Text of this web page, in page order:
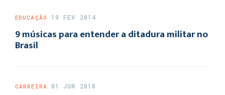
EDUCAÇÃO 19 FEV 2014
9 músicas para entender a ditadura militar no
Brasil
CARREIRA 01 JUN 2018